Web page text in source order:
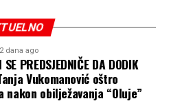
uz dnevni razvoj oblačnosti
planinskim predjelima na
usloviti kratkotrajni
2 dana ago
SE PREDSJEDNIČE DA DODIK
Vukomanović oštro
nakon obilježavanja “Oluje”